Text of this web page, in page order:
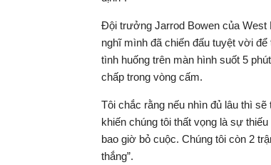
Đội trưởng Jarrod Bowen của West
nghĩ mình đã chiến đấu tuyệt vời
tình huống trên màn hình suốt 5
chấp trong vòng cấm.
Tôi chắc rằng nếu nhìn đủ lâu thì
khiến chúng tôi thất vọng là sự
bao giờ bỏ cuộc. Chúng tôi còn 2
thắng”.